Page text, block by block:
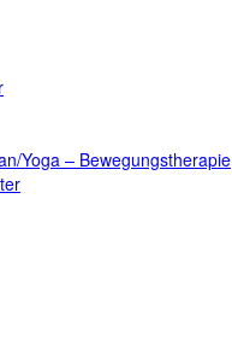
Yoga – Bewegungstherapie